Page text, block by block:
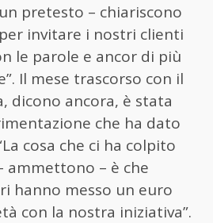
pretesto – chiariscono
invitare i nostri clienti
le parole e ancor di più
Il mese trascorso con il
dicono ancora, è stata
che ha dato
cosa che ci ha colpito
ammettono – è che
hanno messo un euro
con la nostra iniziativa”.